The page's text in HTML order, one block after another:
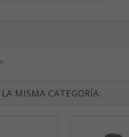
MISMA CATEGORÍA: